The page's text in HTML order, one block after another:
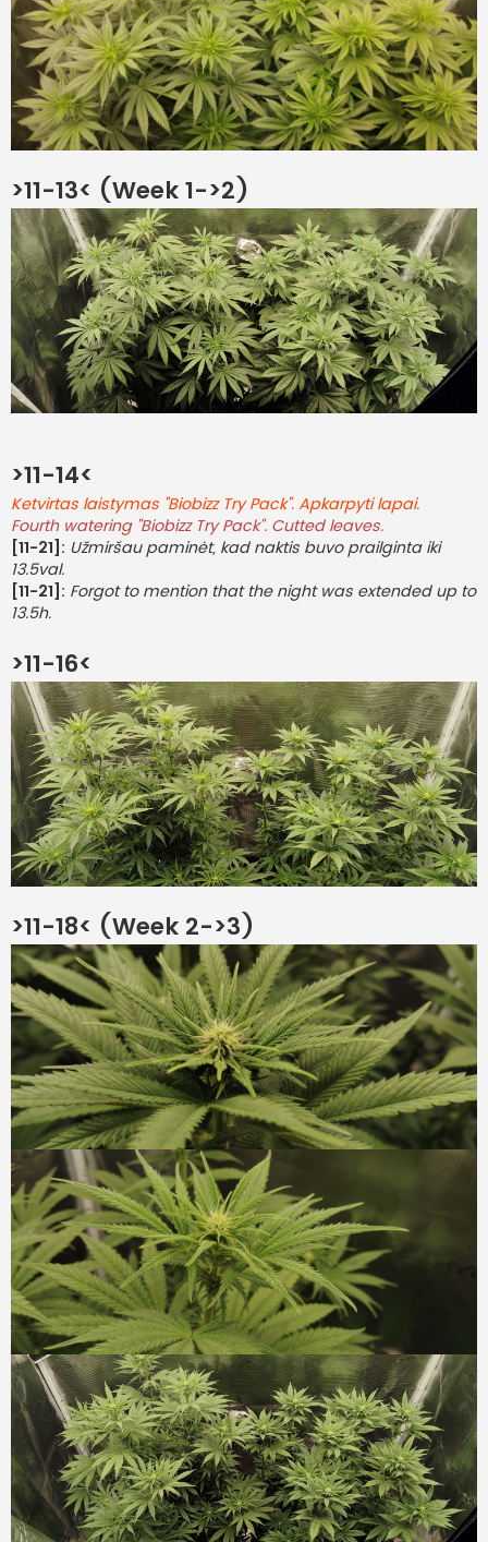
>11-13< (Week 1->2)
>11-14<
Ketvirtas laistymas "Biobizz Try Pack". Apkarpyti lapai.
Fourth watering "Biobizz Try Pack". Cutted leaves.
[11-21]: Užmiršau paminėt, kad naktis buvo prailginta iki
13.5val.
[11-21]: Forgot to mention that the night was extended up to
13.5h.
>11-16<
>11-18< (Week 2->3)